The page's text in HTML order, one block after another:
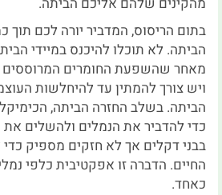
בתום הריסוס, המדביר יורה לכם תוך
הביתה. לא תוכלו להיכנס במיידי
מאחר שהשפעת החומרים המרוססים
ויש צורך להמתין עד להיחלשות
הביתה. בשלב החזרה הביתה,
כדי להדביר את הנמלים ולהשלים
בבני דקלים אך לא חזקים מספיק
החיים. הדברה זו אפקטיבית כלפי
כאחד.